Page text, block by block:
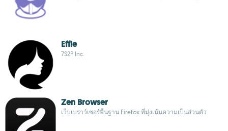
Effie
7S2P Inc.
Zen Browser
เว็บเบราว์เซอร์พื้นฐาน Firefox ที่มุ่งเน้นความเป็นส่วนตัว